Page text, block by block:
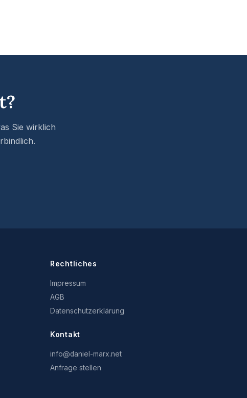
Sie wirklich
Rechtliches
Impressum
AGB
Datenschutzerklärung
Kontakt
info@daniel-marx.net
Anfrage stellen